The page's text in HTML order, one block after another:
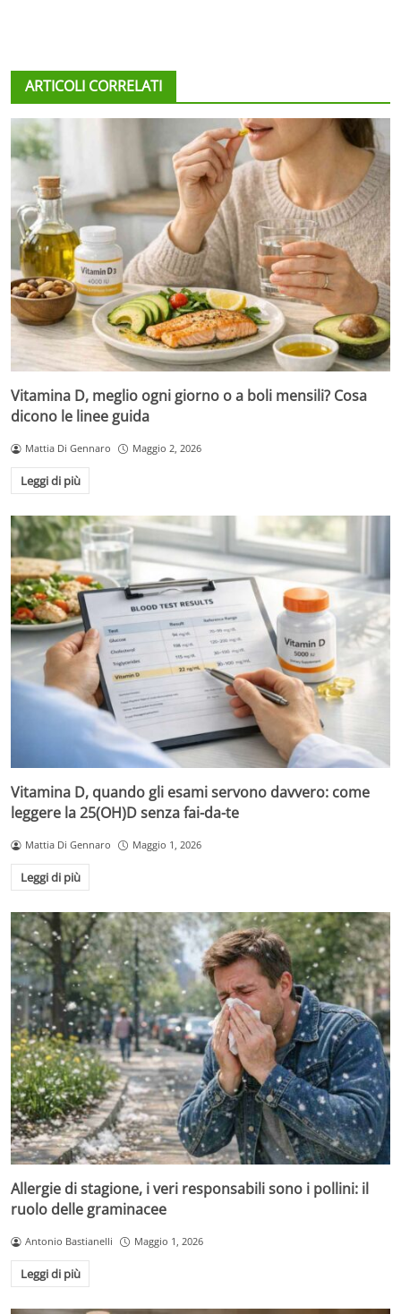
ARTICOLI CORRELATI
Vitamina D, meglio ogni giorno o a boli mensili? Cosa
dicono le linee guida
Mattia Di Gennaro Maggio 2, 2026
Leggi di più
Vitamina D, quando gli esami servono davvero: come
leggere la 25(OH)D senza fai-da-te
Mattia Di Gennaro Maggio 1, 2026
Leggi di più
Allergie di stagione, i veri responsabili sono i pollini: il
ruolo delle graminacee
Antonio Bastianelli Maggio 1, 2026
Leggi di più